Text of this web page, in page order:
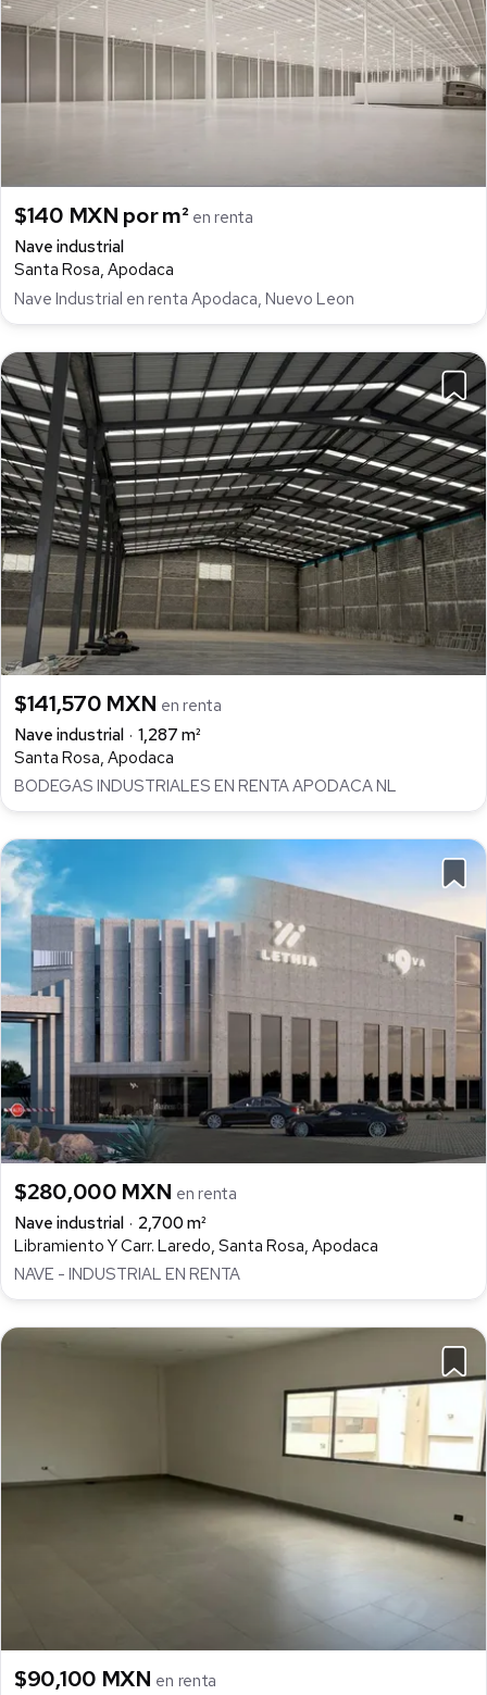
$140 MXN por m² en renta
Nave industrial
Santa Rosa, Apodaca
Nave Industrial en renta Apodaca, Nuevo Leon
$141,570 MXN en renta
Nave industrial
1,287 m²
Santa Rosa, Apodaca
BODEGAS INDUSTRIALES EN RENTA APODACA NL
$280,000 MXN en renta
Nave industrial
2,700 m²
Libramiento Y Carr. Laredo, Santa Rosa, Apodaca
NAVE - INDUSTRIAL EN RENTA
$90,100 MXN en renta